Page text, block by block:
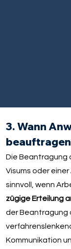
3. Wann
Die Beantragung
Visums oder
sinnvoll, wenn
zügige Erteilung
der Beantragung
Kommunikation